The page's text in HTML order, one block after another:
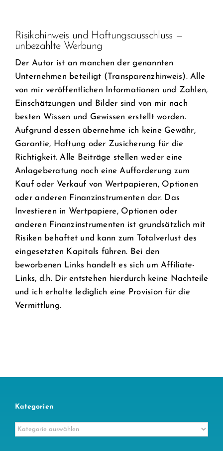
Risikohinweis und Haftungsausschluss —
unbezahlte Werbung
Der Autor ist an manchen der genannten
Unternehmen beteiligt (Transparenzhinweis). Alle
von mir veröffentlichen Informationen und Zahlen,
Einschätzungen und Bilder sind von mir nach
besten Wissen und Gewissen erstellt worden.
Aufgrund dessen übernehme ich keine Gewähr,
Garantie, Haftung oder Zusicherung für die
Richtigkeit. Alle Beiträge stellen weder eine
Anlageberatung noch eine Aufforderung zum
Kauf oder Verkauf von Wertpapieren, Optionen
oder anderen Finanzinstrumenten dar. Das
Investieren in Wertpapiere, Optionen oder
anderen Finanzinstrumenten ist grundsätzlich mit
Risiken behaftet und kann zum Totalverlust des
eingesetzten Kapitals führen. Bei den
beworbenen Links handelt es sich um Affiliate-
Links, d.h. Dir entstehen hierdurch keine Nachteile
und ich erhalte lediglich eine Provision für die
Vermittlung.
Kategorien
Kategorien